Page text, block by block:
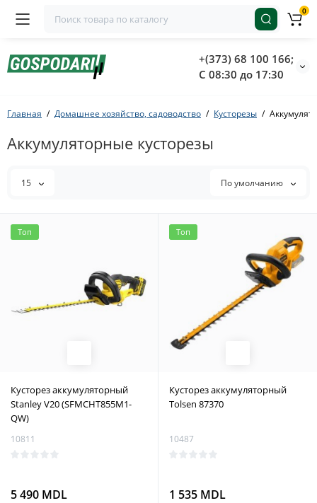
+(373) 68 100 166;
С 08:30 до 17:30
0
Главная Домашнее хозяйство, садоводство Кусторезы
Aккумуляторныe кусторезы
15 По умолчанию
Топ
Кусторез аккумуляторный
Stanley V20 (SFMCHT855M1-
QW)
10811
5 490 MDL
Топ
Кусторез аккумуляторный
Tolsen 87370
10487
1 535 MDL